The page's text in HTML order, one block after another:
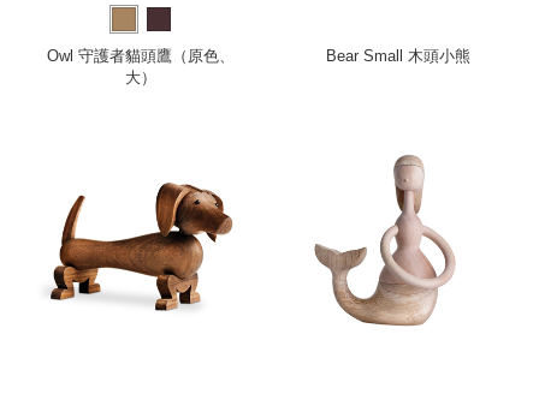
Owl 守護者貓頭鷹（原色、
大）
Bear Small 木頭小熊